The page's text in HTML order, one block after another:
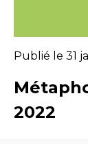
Publié le 31
2022